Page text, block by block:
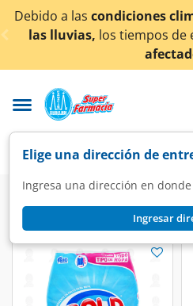
< div class="carousel-inner">
Debido a las condiciones
las lluvias, los tiempos de
Elige una dirección de
Ingresa una dirección en
Ingresar